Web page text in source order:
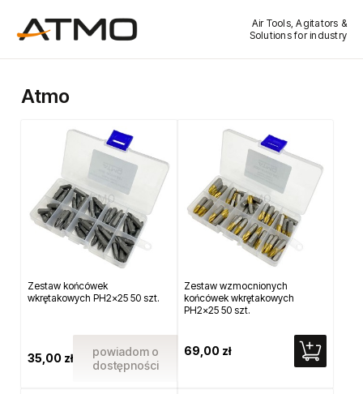
Air Tools, Agitators &
Solutions for industry
Atmo
Zestaw końcówek
wkrętakowych PH2x25 50 szt.
35,00 zł
powiadom o
dostępności
Zestaw wzmocnionych
końcówek wkrętakowych
PH2x25 50 szt.
69,00 zł